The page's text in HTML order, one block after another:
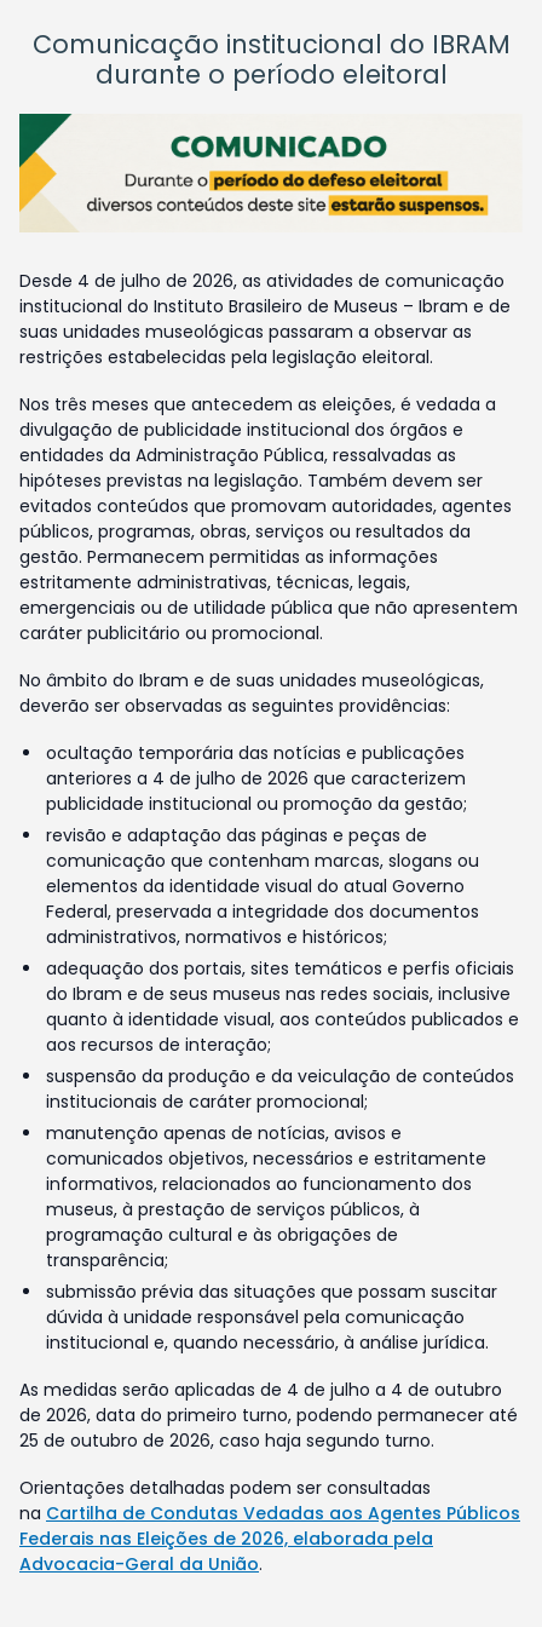
Comunicação institucional do IBRAM
durante o período eleitoral
Desde 4 de julho de 2026, as atividades de comunicação
institucional do Instituto Brasileiro de Museus – Ibram e de
suas unidades museológicas passaram a observar as
restrições estabelecidas pela legislação eleitoral.
Nos três meses que antecedem as eleições, é vedada a
divulgação de publicidade institucional dos órgãos e
entidades da Administração Pública, ressalvadas as
hipóteses previstas na legislação. Também devem ser
evitados conteúdos que promovam autoridades, agentes
públicos, programas, obras, serviços ou resultados da
gestão. Permanecem permitidas as informações
estritamente administrativas, técnicas, legais,
emergenciais ou de utilidade pública que não apresentem
caráter publicitário ou promocional.
No âmbito do Ibram e de suas unidades museológicas,
deverão ser observadas as seguintes providências:
ocultação temporária das notícias e publicações
anteriores a 4 de julho de 2026 que caracterizem
publicidade institucional ou promoção da gestão;
revisão e adaptação das páginas e peças de
comunicação que contenham marcas, slogans ou
elementos da identidade visual do atual Governo
Federal, preservada a integridade dos documentos
administrativos, normativos e históricos;
adequação dos portais, sites temáticos e perfis oficiais
do Ibram e de seus museus nas redes sociais, inclusive
quanto à identidade visual, aos conteúdos publicados e
aos recursos de interação;
suspensão da produção e da veiculação de conteúdos
institucionais de caráter promocional;
manutenção apenas de notícias, avisos e
comunicados objetivos, necessários e estritamente
informativos, relacionados ao funcionamento dos
museus, à prestação de serviços públicos, à
programação cultural e às obrigações de
transparência;
submissão prévia das situações que possam suscitar
dúvida à unidade responsável pela comunicação
institucional e, quando necessário, à análise jurídica.
As medidas serão aplicadas de 4 de julho a 4 de outubro
de 2026, data do primeiro turno, podendo permanecer até
25 de outubro de 2026, caso haja segundo turno.
Orientações detalhadas podem ser consultadas
na Cartilha de Condutas Vedadas aos Agentes Públicos
Federais nas Eleições de 2026, elaborada pela
Advocacia-Geral da União.